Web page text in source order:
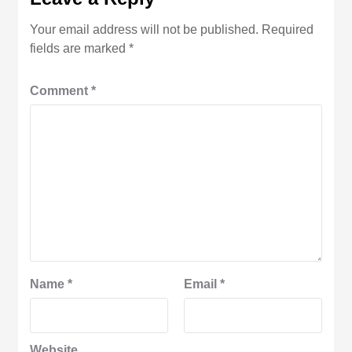
Your email address will not be published. Required
fields are marked*
Comment*
Name* Email *